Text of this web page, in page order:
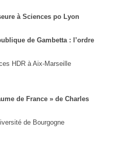
à Sciences po Lyon
de Gambetta : l’ordre
HDR à Aix-Marseille
de France » de Charles
de Bourgogne